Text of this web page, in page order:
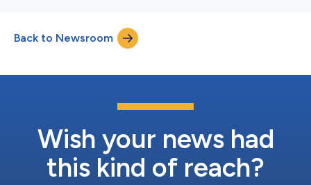
Back to Newsroom
Wish your news had
this kind of reach?